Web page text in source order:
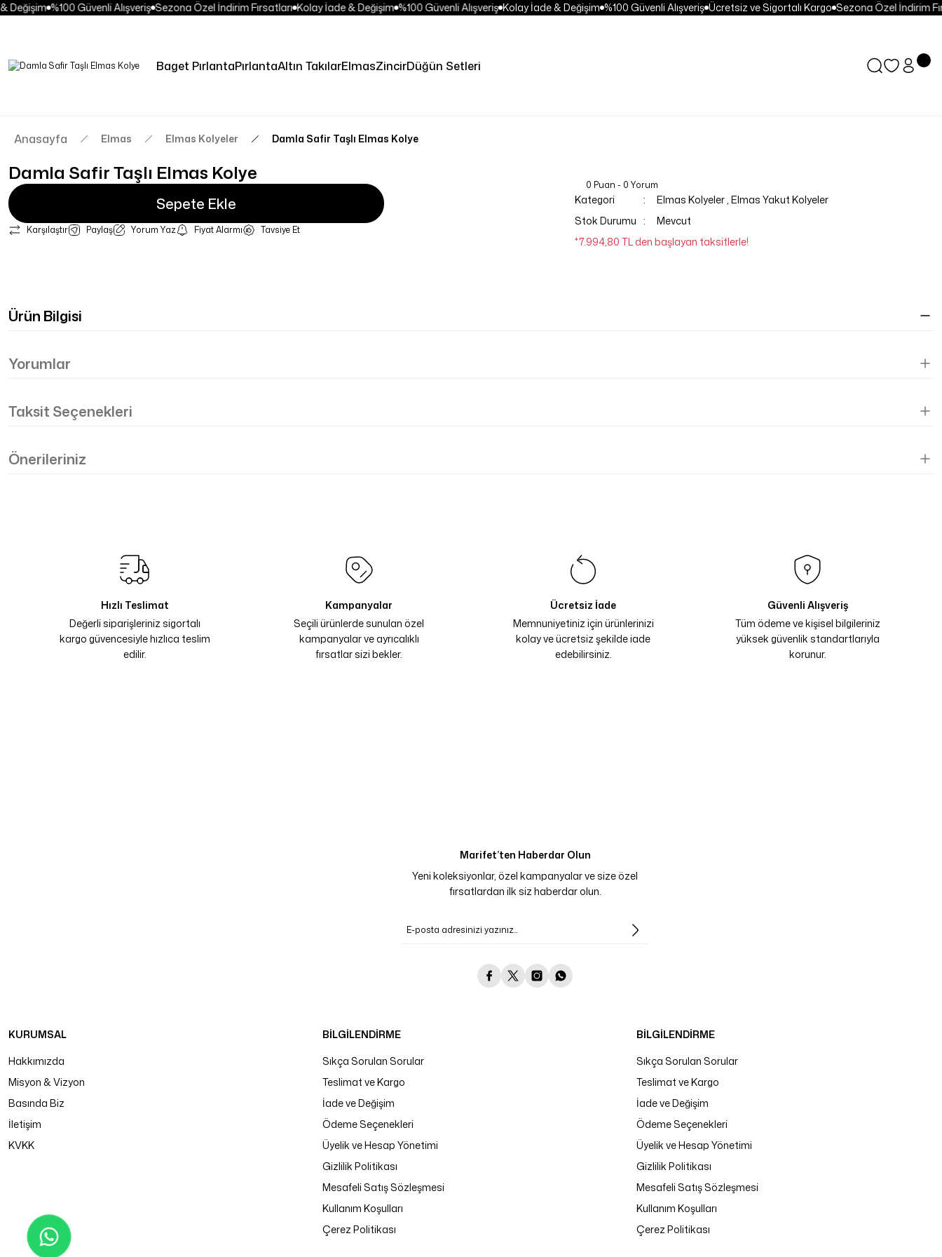
%100 Güvenli Alışveriş Sezona Özel İndirim Fırsatları Kolay İade & Değişim %100 Güvenli Alışveriş Kolay İade & Değişim %100 Güvenli Alışveriş Ücretsiz ve Sigortalı Kargo Sezona Özel İndirim
Baget PırlantaPırlantaAltın TakılarElmasZincirDüğün Setleri
Anasayfa Elmas Elmas Kolyeler Damla Safir Taşlı Elmas Kolye
Damla Safir Taşlı Elmas Kolye
Sepete Ekle
Karşılaştır Paylaş Yorum Yaz Fiyat Alarmı Tavsiye Et
0 Puan - 0 Yorum
Kategori Elmas Kolyeler, Elmas Yakut Kolyeler
Stok Durumu
Mevcut
*7.994,80 TL den başlayan taksitlerle!
Ürün Bilgisi
Yorumlar
Taksit Seçenekleri
Önerileriniz
Hızlı Teslimat
Değerli siparişleriniz sigortalı
kargo güvencesiyle hızlıca teslim
edilir.
Kampanyalar
Seçili ürünlerde sunulan özel
kampanyalar ve ayrıcalıklı
fırsatlar sizi bekler.
Ücretsiz İade
Memnuniyetiniz için ürünlerinizi
kolay ve ücretsiz şekilde iade
edebilirsiniz.
Güvenli Alışveriş
Tüm ödeme ve kişisel bilgileriniz
yüksek güvenlik standartlarıyla
korunur.
Marifet’ten Haberdar Olun
Yeni koleksiyonlar, özel kampanyalar ve size özel
fırsatlardan ilk siz haberdar olun.
KURUMSAL
Hakkımızda
Misyon & Vizyon
Basında Biz
İletişim
KVKK
BİLGİLENDİRME
Sıkça Sorulan Sorular
Teslimat ve Kargo
İade ve Değişim
Ödeme Seçenekleri
Üyelik ve Hesap Yönetimi
Gizlilik Politikası
Mesafeli Satış Sözleşmesi
Kullanım Koşulları
Çerez Politikası
BİLGİLENDİRME
Sıkça Sorulan Sorular
Teslimat ve Kargo
İade ve Değişim
Ödeme Seçenekleri
Üyelik ve Hesap Yönetimi
Gizlilik Politikası
Mesafeli Satış Sözleşmesi
Kullanım Koşulları
Çerez Politikası